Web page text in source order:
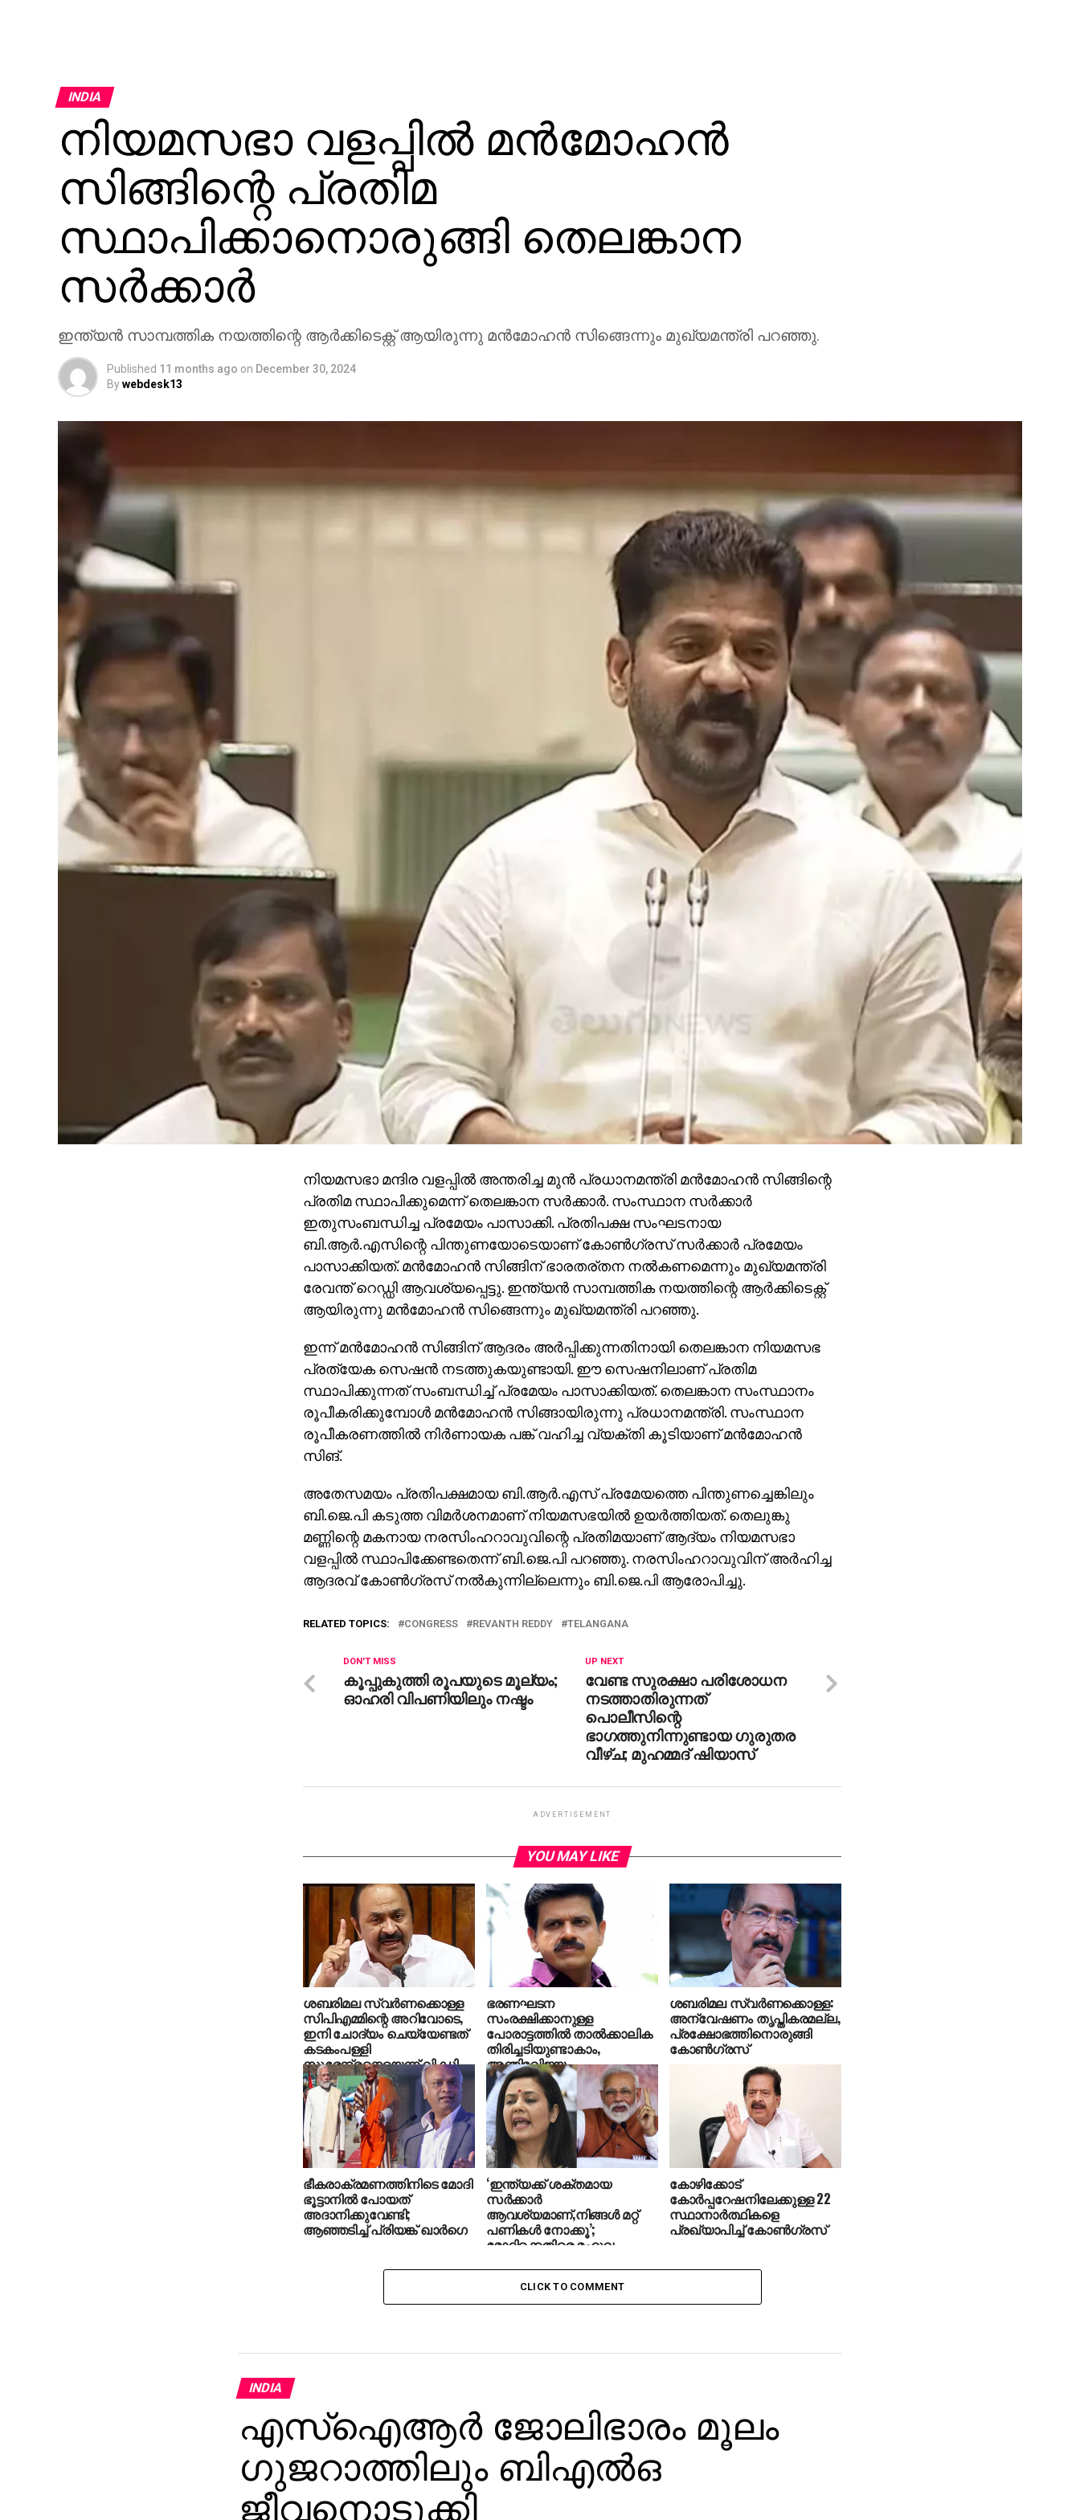
INDIA
നിയമസഭാ വളപ്പില്‍ മന്‍മോഹന്‍
സിങ്ങിന്റെ പ്രതിമ
സ്ഥാപിക്കാനൊരുങ്ങി തെലങ്കാന
സര്‍ക്കാര്‍
ഇന്ത്യന്‍ സാമ്പത്തിക നയത്തിന്റെ ആര്‍ക്കിടെക്റ്റ് ആയിരുന്നു മന്‍മോഹന്‍ സിങ്ങെന്നും മുഖ്യമന്ത്രി പറഞ്ഞു.
Published 11 months ago on December 30, 2024
Bywebdesk13
നിയമസഭാ മന്ദിര വളപ്പില്‍ അന്തരിച്ച മുന്‍ പ്രധാനമന്ത്രി മന്‍മോഹന്‍ സിങ്ങിന്റെ
പ്രതിമ സ്ഥാപിക്കുമെന്ന് തെലങ്കാന സര്‍ക്കാര്‍. സംസ്ഥാന സര്‍ക്കാര്‍
ഇതുസംബന്ധിച്ച പ്രമേയം പാസാക്കി. പ്രതിപക്ഷ സംഘടനായ
ബി.ആര്‍.എസിന്റെ പിന്തുണയോടെയാണ് കോണ്‍ഗ്രസ് സര്‍ക്കാര്‍ പ്രമേയം
പാസാക്കിയത്. മന്‍മോഹന്‍ സിങ്ങിന് ഭാരതര്തന നല്‍കണമെന്നും മുഖ്യമന്ത്രി
രേവന്ത് റെഡ്ഡി ആവശ്യപ്പെട്ടു. ഇന്ത്യന്‍ സാമ്പത്തിക നയത്തിന്റെ ആര്‍ക്കിടെക്റ്റ്
ആയിരുന്നു മന്‍മോഹന്‍ സിങ്ങെന്നും മുഖ്യമന്ത്രി പറഞ്ഞു.
ഇന്ന് മന്‍മോഹന്‍ സിങ്ങിന് ആദരം അര്‍പ്പിക്കുന്നതിനായി തെലങ്കാന നിയമസഭ
പ്രത്യേക സെഷന്‍ നടത്തുകയുണ്ടായി. ഈ സെഷനിലാണ് പ്രതിമ
സ്ഥാപിക്കുന്നത് സംബന്ധിച്ച് പ്രമേയം പാസാക്കിയത്. തെലങ്കാന സംസ്ഥാനം
രൂപീകരിക്കുമ്പോള്‍ മന്‍മോഹന്‍ സിങ്ങായിരുന്നു പ്രധാനമന്ത്രി. സംസ്ഥാന
രൂപീകരണത്തില്‍ നിര്‍ണായക പങ്ക് വഹിച്ച വ്യക്തി കൂടിയാണ് മന്‍മോഹന്‍
സിങ്.
അതേസമയം പ്രതിപക്ഷമായ ബി.ആര്‍.എസ് പ്രമേയത്തെ പിന്തുണച്ചെങ്കിലും
ബി.ജെ.പി കടുത്ത വിമര്‍ശനമാണ് നിയമസഭയില്‍ ഉയര്‍ത്തിയത്. തെലുങ്കു
മണ്ണിന്റെ മകനായ നരസിംഹറാവുവിന്റെ പ്രതിമയാണ് ആദ്യം നിയമസഭാ
വളപ്പില്‍ സ്ഥാപിക്കേണ്ടതെന്ന് ബി.ജെ.പി പറഞ്ഞു. നരസിംഹറാവുവിന് അര്‍ഹിച്ച
ആദരവ് കോണ്‍ഗ്രസ് നല്‍കുന്നില്ലെന്നും ബി.ജെ.പി ആരോപിച്ചു.
RELATED TOPICS: CONGRESS REVANTH REDDY TELANGANA
UP NEXT
വേണ്ട സുരക്ഷാ പരിശോധന
നടത്താതിരുന്നത്
പൊലീസിന്റെ
ഭാഗത്തുനിന്നുണ്ടായ ഗുരുതര
വീഴ്ച; മുഹമ്മദ് ഷിയാസ്‌
DON'T MISS
കൂപ്പുകുത്തി രൂപയുടെ മൂല്യം;
ഓഹരി വിപണിയിലും നഷ്ടം
ADVERTISEMENT
YOU MAY LIKE
ശബരിമല സ്വര്‍ണക്കൊള്ള
സിപിഎമ്മിന്റെ അറിവോടെ,
ഇനി ചോദ്യം ചെയ്യേണ്ടത്
കടകംപള്ളി
സുരേന്ദ്രനെയെന്ന് വി.ഡി
സതീശന്‍
ഭരണഘടന
സംരക്ഷിക്കാനുള്ള
പോരാട്ടത്തില്‍ താല്‍ക്കാലിക
തിരിച്ചടിയുണ്ടാകാം,
അന്തിമവിജയം
കോണ്‍ഗ്രസിനായിരിക്കും;
സന്ദീപ് വാര്യര്‍
ശബരിമല സ്വര്‍ണക്കൊള്ള:
അന്വേഷണം തൃപ്തികരമല്ല,
പ്രക്ഷോഭത്തിനൊരുങ്ങി
കോണ്‍ഗ്രസ്
ഭീകരാക്രമണത്തിനിടെ മോദി
ഭൂട്ടാനില്‍ പോയത്
അദാനിക്കുവേണ്ടി;
ആഞ്ഞടിച്ച് പ്രിയങ്ക് ഖാര്‍ഗെ
‘ഇന്ത്യക്ക് ശക്തമായ
സർക്കാർ
ആവശ്യമാണ്,നിങ്ങൾ മറ്റ്
പണികൾ നോക്കൂ’;
മോദിക്കെതിരെ മഹുവ
കോഴിക്കോട്
കോര്‍പ്പറേഷനിലേക്കുള്ള 22
സ്ഥാനാര്‍ത്ഥികളെ
പ്രഖ്യാപിച്ച് കോണ്‍ഗ്രസ്
CLICK TO COMMENT
INDIA
എസ്ഐആർ ജോലിഭാരം മൂലം ​
ഗുജറാത്തിലും ബിഎൽഒ
ജീവനൊടുക്കി